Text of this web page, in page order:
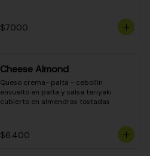
$7.000
Cheese Almond
Queso crema- palta - cebollín
envuelto en palta y salsa teriyaki
cubierto en almendras tostadas
$6.400